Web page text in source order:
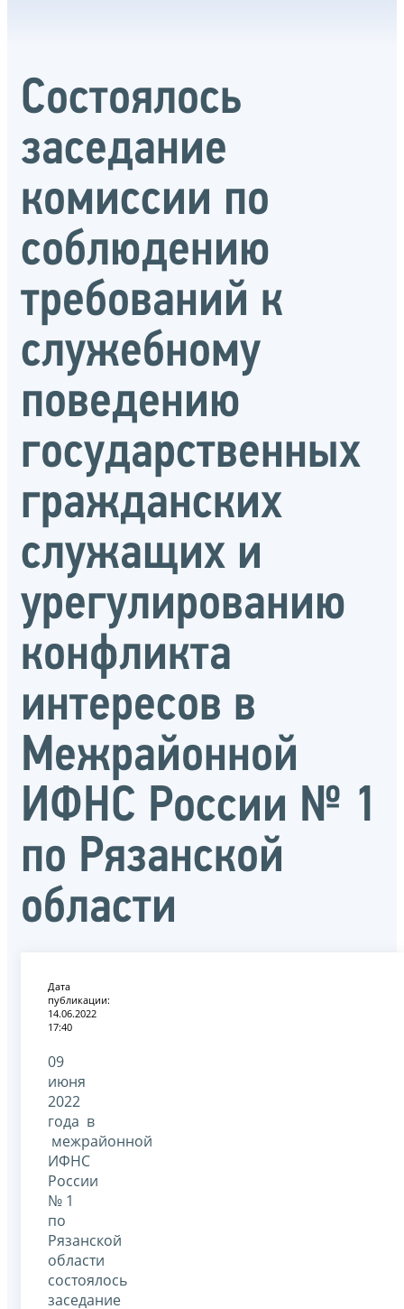
Состоялось
заседание
комиссии по
соблюдению
требований к
служебному
поведению
государственных
гражданских
служащих и
урегулированию
конфликта
интересов в
Межрайонной
ИФНС России № 1
по Рязанской
области
Дата
публикации:
14.06.2022
17:40
09
июня
2022
года в
межрайонной
ИФНС
России
№ 1
по
Рязанской
области
состоялось
заседание